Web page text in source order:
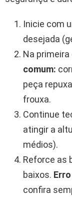
Inicie com
desejada
Na
comum:
peça
frouxa.
Continue
atingir a
médios).
Reforce as
baixos.
confira